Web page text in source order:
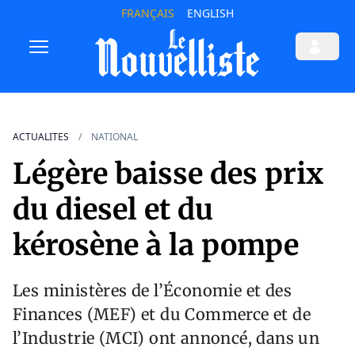
FRANÇAIS ENGLISH
ACTUALITES NATIONAL
Légère baisse des prix
du diesel et du
kérosène à la pompe
Les ministères de l’Économie et des
Finances (MEF) et du Commerce et de
l’Industrie (MCI) ont annoncé, dans un